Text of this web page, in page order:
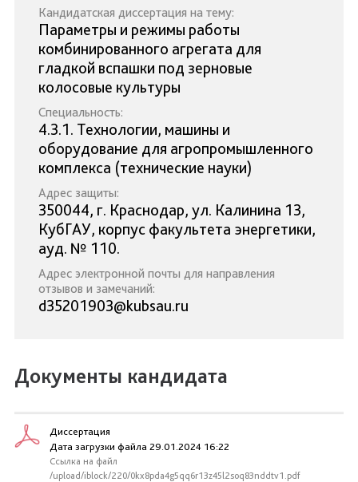
Кандидатская диссертация на тему:
Параметры и режимы работы
комбинированного агрегата для
гладкой вспашки под зерновые
колосовые культуры
Специальность:
4.3.1. Технологии, машины и
оборудование для агропромышленного
комплекса (технические науки)
Адрес защиты:
350044, г. Краснодар, ул. Калинина 13,
КубГАУ, корпус факультета энергетики,
ауд. № 110.
Адрес электронной почты для направления
отзывов и замечаний:
d35201903@kubsau.ru
Документы кандидата
Диссертация
Дата загрузки файла 29.01.2024 16:22
Ссылка на файл
/upload/iblock/220/0kx8pda4g5qq6r13z45l2soq83nddtv1.pdf